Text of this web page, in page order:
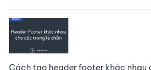
Cách tạo header footer khác nhau